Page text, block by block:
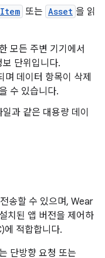
또는 Asset 을 읽
모든 주변 기기에서
단위입니다.
며 데이터 항목이 삭제
수 있습니다.
과 같은 대용량 데이
송할 수 있으며, Wear
치된 앱 버전을 제어하
에 적합합니다.
단방향 요청 또는